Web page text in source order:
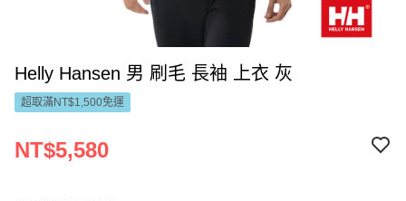
Helly Hansen 男 刷毛 長袖 上衣 灰
超取滿NT$1,500免運
NT$5,580